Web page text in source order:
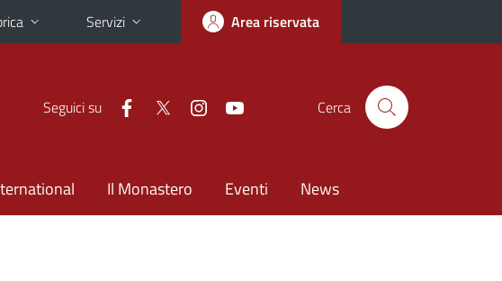
Servizi Area riservata
Seguici su Cerca
Il Monastero Eventi News